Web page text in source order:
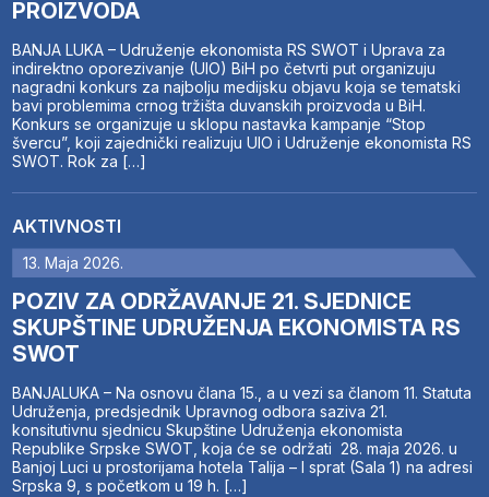
PROIZVODA
BANJA LUKA – Udruženje ekonomista RS SWOT i Uprava za
indirektno oporezivanje (UIO) BiH po četvrti put organizuju
nagradni konkurs za najbolju medijsku objavu koja se tematski
bavi problemima crnog tržišta duvanskih proizvoda u BiH.
Konkurs se organizuje u sklopu nastavka kampanje “Stop
švercu”, koji zajednički realizuju UIO i Udruženje ekonomista RS
SWOT. Rok za […]
AKTIVNOSTI
13. Maja 2026.
POZIV ZA ODRŽAVANJE 21. SJEDNICE
SKUPŠTINE UDRUŽENJA EKONOMISTA RS
SWOT
BANJALUKA – Na osnovu člana 15., a u vezi sa članom 11. Statuta
Udruženja, predsjednik Upravnog odbora saziva 21.
konsitutivnu sjednicu Skupštine Udruženja ekonomista
Republike Srpske SWOT, koja će se održati 28. maja 2026. u
Banjoj Luci u prostorijama hotela Talija – I sprat (Sala 1) na adresi
Srpska 9, s početkom u 19 h. […]